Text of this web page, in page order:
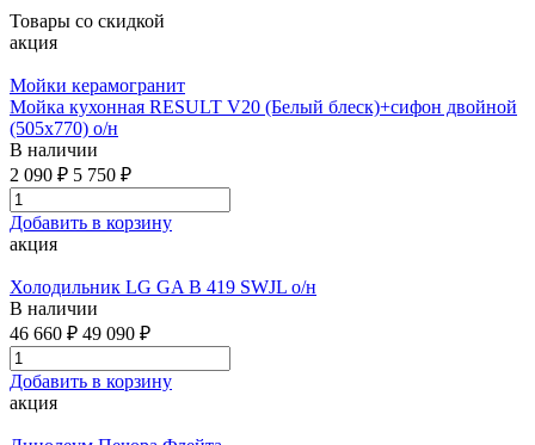
Товары со скидкой
акция
Мойки керамогранит
Мойка кухонная RESULT V20 (Белый блеск)+сифон двойной
(505х770) о/н
В наличии
2 090 ₽ 5 750 ₽
Добавить в корзину
акция
Холодильник LG GA B 419 SWJL о/н
В наличии
46 660 ₽ 49 090 ₽
Добавить в корзину
акция